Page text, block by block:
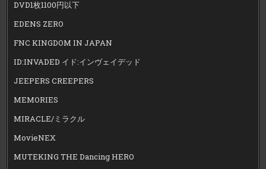
DVD1枚1100円以下
EDENS ZERO
FNC KINGDOM IN JAPAN
ID:INVADED イド:インヴェイデッド
JEEPERS CREEPERS
MEMORIES
MIRACLE/ミラクル
MovieNEX
MUTEKING THE Dancing HERO